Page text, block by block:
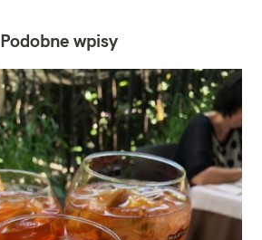
Podobne wpisy